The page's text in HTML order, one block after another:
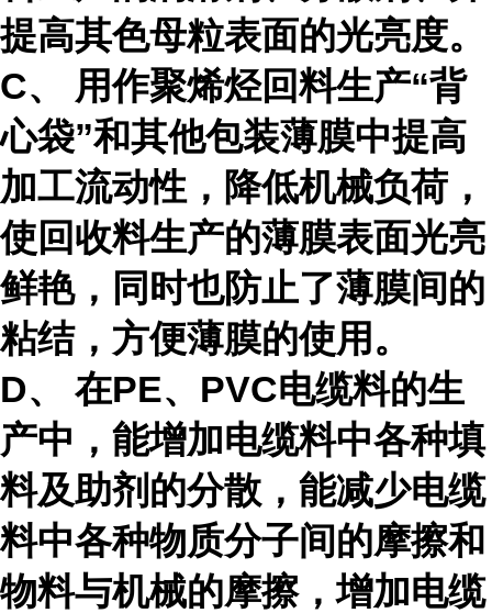
提高其色母粒表面的光亮度。
C、 用作聚烯烃回料生产“背
心袋”和其他包装薄膜中提高
加工流动性，降低机械负荷，
使回收料生产的薄膜表面光亮
鲜艳，同时也防止了薄膜间的
粘结，方便薄膜的使用。
D、 在PE、PVC电缆料的生
产中，能增加电缆料中各种填
料及助剂的分散，能减少电缆
料中各种物质分子间的摩擦和
物料与机械的摩擦，增加电缆